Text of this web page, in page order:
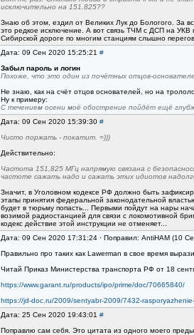
исключительно на 151.825??
Знаю об этом, ездил от Великих Лук до Бологого. За
это редкое исключение. А вот связь ТЧМ с ДСП на УКВ
Сибирской дороге по многим станциям слышно
Дата: 09 Сен 2020 15:25:21 #
Забыл пароль и логин
Похоже, что это один из почётных отцов-
Не знаю, как на счёт отцов основателей, но на
Ну к примеру:
С течением осени моё обострение пойдёт ещё
Дата: 09 Сен 2020 15:39:30 #
Чисто поржать - покатит. =)))
Действительно:
Частота 151,825 МГц напрямую связана с
частоте сажать надо и сажать этих идиотов
Значит, в Уголовном кодексе РФ должно быть
этапы принятия федеральной законодательной
будет в тюрьму попасть... Первыми пойдут на нары
возимой радиостанцией для связи с локомотивной
кодекс действие этой инструкции не отменяет...
Дата: 09 Сен 2020 17:31:24 · Поправил: AntiHAM (10
Правильно про таких как Lawerman в свое время
Читай Приказ Министерства транспорта РФ от 18
https://www.garant.ru/products/ipo/prime/doc/70665840/
https://jd-doc.ru/2009/sentyabr-2009/7432-
Дата: 25 Сен 2020 19:43:01 #
Поправлю сам себя. Это цитата из одного моего